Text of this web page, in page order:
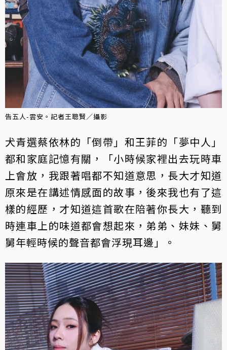
告五人-雲安。記者王聰賢／攝影
犬青選蔡依林的「倒帶」和王菲的「夢中人」
都和家庭記憶有關，「小時候家裡出去玩時車
上會放，我跟著唱都不知道意思，長大才知道
原來是在講述情感面的故事，後來我也有了這
樣的經歷，才知道這首歌在陪著你長大，聽到
時連車上的味道都會想起來，弟弟、妹妹、舅
舅年輕時候的聲音都會浮現耳邊」。